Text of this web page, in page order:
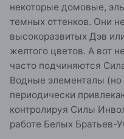
некоторые домовые,
темных оттенков. Они
высокоразвитых Дэв
желтого цветов. А вот
часто подчиняются
Водные элементалы
периодически
контролируя Силы
работе Белых Братьев-